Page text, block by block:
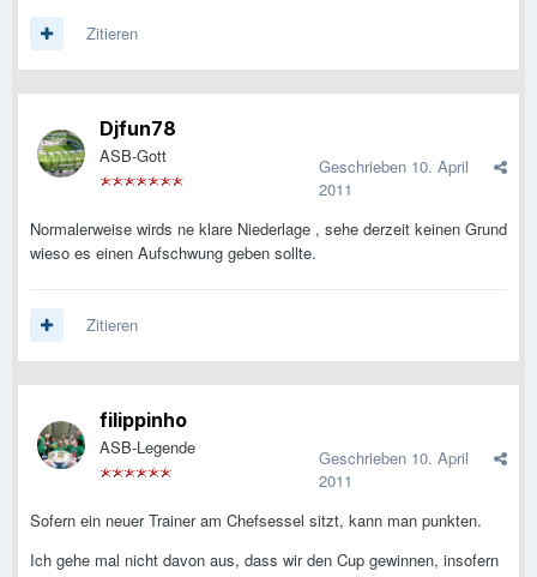
Zitieren
Djfun78
ASB-Gott Geschrieben 10. April
2011
Normalerweise wirds ne klare Niederlage , sehe derzeit keinen Grund
wieso es einen Aufschwung geben sollte.
Zitieren
filippinho
ASB-Legende Geschrieben 10. April
2011
Sofern ein neuer Trainer am Chefsessel sitzt, kann man punkten.
Ich gehe mal nicht davon aus, dass wir den Cup gewinnen, insofern